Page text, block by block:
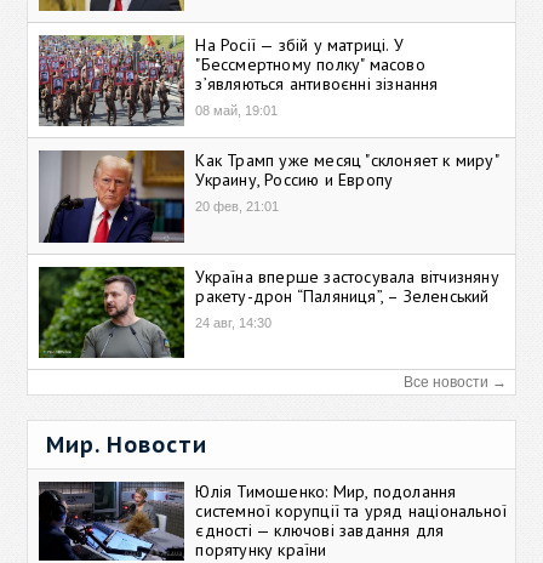
На Росії — збій у матриці. У
"Бессмертному полку" масово
зʼявляються антивоєнні зізнання
08 май, 19:01
Как Трамп уже месяц "склоняет к миру"
Украину, Россию и Европу
20 фев, 21:01
Україна вперше застосувала вітчизняну
ракету-дрон “Паляниця”, – Зеленський
24 авг, 14:30
Все новости →
Мир. Новости
Юлія Тимошенко: Мир, подолання
системної корупції та уряд національної
єдності — ключові завдання для
порятунку країни